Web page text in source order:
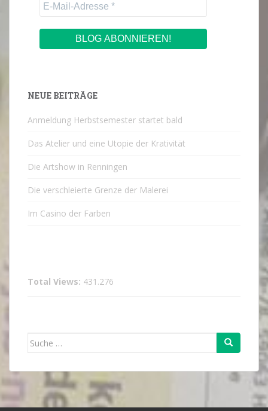
NEUE BEITRÄGE
Anmeldung Herbstsemester startet bald
Das Atelier und eine Utopie der Krativität
Die Artshow in Renningen
Die verschleierte Grenze der Malerei
Im Casino der Farben
Total Views: 431.276
Suche